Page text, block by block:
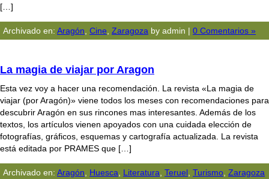
[…]
Archivado en: Aragón Cine Zaragoza by admin | 0 Comentarios »
La magia de viajar por Aragon
Esta vez voy a hacer una recomendación. La revista «La magia de
viajar (por Aragón)» viene todos los meses con recomendaciones para
descubrir Aragón en sus rincones mas interesantes. Además de los
textos, los artículos vienen apoyados con una cuidada elección de
fotografías, gráficos, esquemas y cartografía actualizada. La revista
está editada por PRAMES que […]
Archivado en: Aragón Huesca Literatura Teruel Turismo Zaragoza